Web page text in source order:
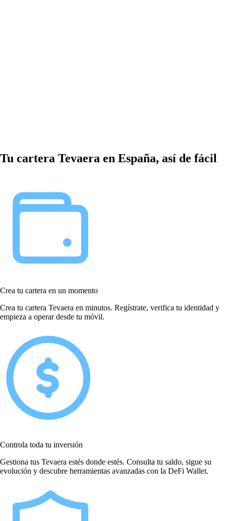
Tu cartera Tevaera en España, así de fácil
Crea tu cartera en un momento
Crea tu cartera Tevaera en minutos. Regístrate, verifica tu identidad y
empieza a operar desde tu móvil.
Controla toda tu inversión
Gestiona tus Tevaera estés donde estés. Consulta tu saldo, sigue su
evolución y descubre herramientas avanzadas con la DeFi Wallet.